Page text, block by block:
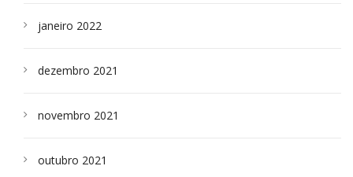
janeiro 2022
dezembro 2021
novembro 2021
outubro 2021